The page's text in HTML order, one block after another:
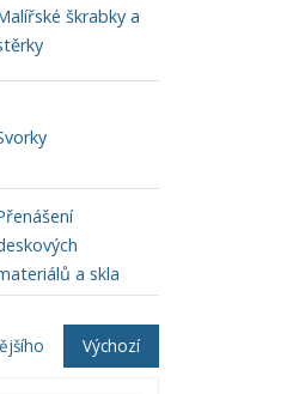
škrabky a
a skla
Výchozí